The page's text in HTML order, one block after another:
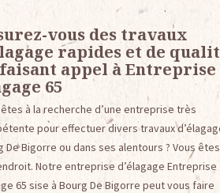
vous des travaux
rapides et de
appel à Entreprise
65
à la recherche d’une entreprise très
pour effectuer divers travaux
De Bigorre ou dans ses alentours ? Vous
Notre entreprise d’élagage Entreprise
65 sise à Bourg De Bigorre peut vous faire